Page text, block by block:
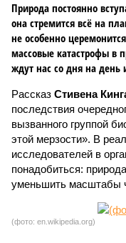
Природа постоянно
она стремится всё на
не особенно
массовые катастрофы в
ждут нас со дня на день
Рассказ Стивена
последствия
вызванного группой
этой мерзости». В
исследователей в
понадобиться:
уменьшить масштабы
(фото: en.wikipedia.org)